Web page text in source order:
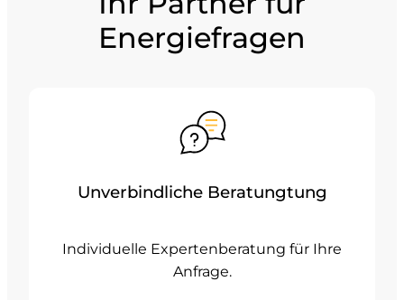
Energiefragen
Unverbindliche Beratungtung
Individuelle Expertenberatung für Ihre
Anfrage.